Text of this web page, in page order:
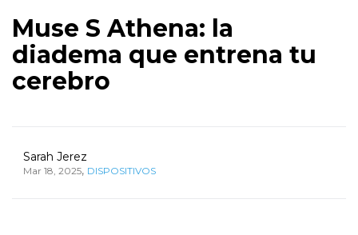
Muse S Athena: la
diadema que entrena tu
cerebro
Sarah Jerez
Mar 18, 2025, DISPOSITIVOS